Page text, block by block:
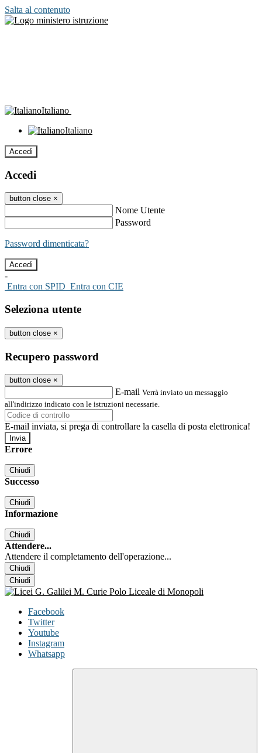
Salta al contenuto
Italiano
Italiano
Accedi
Accedi
button close ×
Nome Utente
Password
Password dimenticata?
-
Entra con SPID Entra con CIE
Seleziona utente
button close ×
Recupero password
button close ×
E-mail Verrà inviato un messaggio
all'indirizzo indicato con le istruzioni necessarie.
E-mail inviata, si prega di controllare la casella di posta elettronica!
Errore
Chiudi
Successo
Chiudi
Informazione
Chiudi
Attendere...
Attendere il completamento dell'operazione...
Chiudi
Chiudi
Facebook
Twitter
Youtube
Instagram
Whatsapp